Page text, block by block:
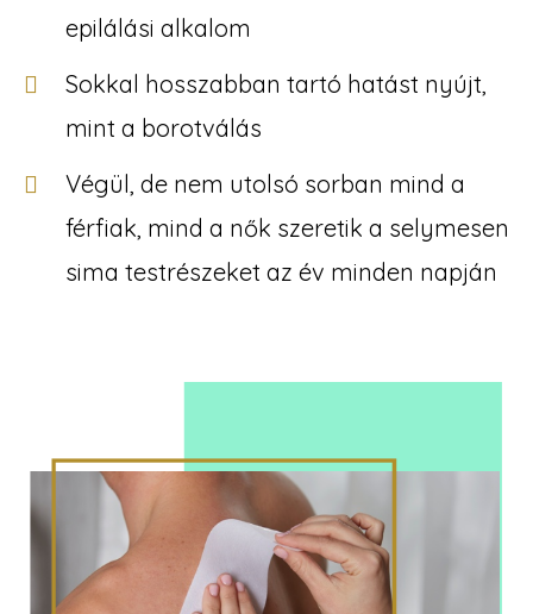
epilálási alkalom
Sokkal hosszabban tartó hatást nyújt,
mint a borotválás
Végül, de nem utolsó sorban mind a
férfiak, mind a nők szeretik a selymesen
sima testrészeket az év minden napján